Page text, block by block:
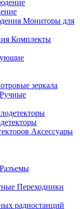
Мониторы для
Комплекты
зеркала
Ручные
Аксессуары
Разъемы
Переходники